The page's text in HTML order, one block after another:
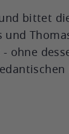
bittet